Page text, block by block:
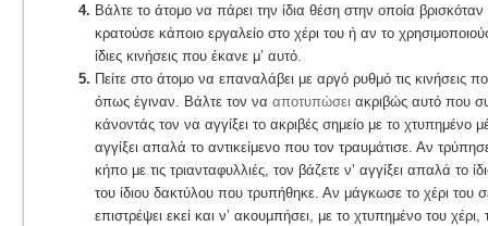
Βάλτε το άτομο να πάρει την ίδια θέση στην οποία
κρατούσε κάποιο εργαλείο στο χέρι του ή αν το
ίδιες κινήσεις που έκανε μ’ αυτό.
Πείτε στο άτομο να επαναλάβει με αργό ρυθμό τις κινήσεις
όπως έγιναν. Βάλτε τον να αποτυπώσει ακριβώς αυτό που
κάνοντάς τον να αγγίξει το ακριβές σημείο με το χτυπημένο
αγγίξει απαλά το αντικείμενο που τον τραυμάτισε. Αν
κήπο με τις τριανταφυλλιές, τον βάζετε ν’ αγγίξει απαλά το
του ίδιου δακτύλου που τρυπήθηκε. Αν μάγκωσε το χέρι του
επιστρέψει εκεί και ν’ ακουμπήσει, με το χτυπημένο του χέρι,